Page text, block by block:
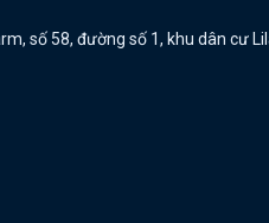
số 58, đường số 1, khu dân cư